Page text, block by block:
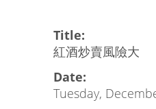
Title:
紅酒炒賣風險大
Date:
Tuesday,